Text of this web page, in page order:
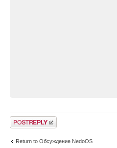
Post a reply
Return to Обсуждение NedoOS